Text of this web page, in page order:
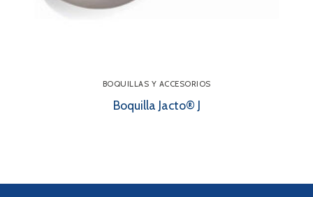
BOQUILLAS Y ACCESORIOS
Boquilla Jacto® J